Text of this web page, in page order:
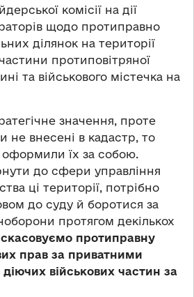
комісії на дії
щодо протиправно
ділянок на території
протиповітряної
та військового містечка на
значення, проте
не внесені в кадастр, то
оформили їх за собою.
до сфери управління
ці території, потрібно
до суду й боротися за
протягом декількох
протиправну
прав за приватними
військових частин за